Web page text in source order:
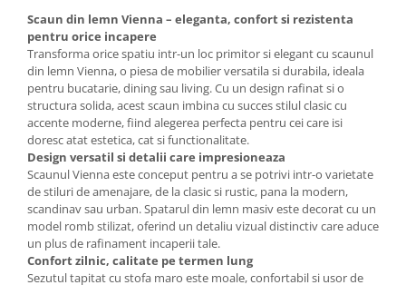
Scaune birou pentru copii
Saltele patuturi copii
Paturi copii
Masa si scaune gradinita
Seturi comode living si dormitor
Scaun din lemn Vienna – eleganta, confort si rezistenta
pentru orice incapere
Transforma orice spatiu intr-un loc primitor si elegant cu scaunul
din lemn Vienna, o piesa de mobilier versatila si durabila, ideala
pentru bucatarie, dining sau living. Cu un design rafinat si o
structura solida, acest scaun imbina cu succes stilul clasic cu
accente moderne, fiind alegerea perfecta pentru cei care isi
doresc atat estetica, cat si functionalitate.
Design versatil si detalii care impresioneaza
Scaunul Vienna este conceput pentru a se potrivi intr-o varietate
de stiluri de amenajare, de la clasic si rustic, pana la modern,
scandinav sau urban. Spatarul din lemn masiv este decorat cu un
model romb stilizat, oferind un detaliu vizual distinctiv care aduce
un plus de rafinament incaperii tale.
Confort zilnic, calitate pe termen lung
Sezutul tapitat cu stofa maro este moale, confortabil si usor de